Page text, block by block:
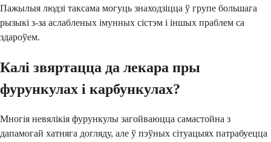
Пажылыя людзі таксама могуць знаходзіцца ў групе большага
рызыкі з-за аслабленых імунных сістэм і іншых праблем са
здароўем.
Калі звяртацца да лекара пры
фурункулах і карбункулах?
Многія невялікія фурункулы загойваюцца самастойна з
дапамогай хатняга догляду, але ў пэўных сітуацыях патрабуецца